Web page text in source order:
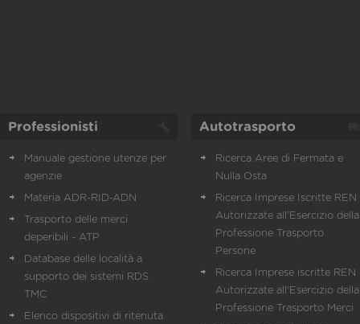
Professionisti
Manuale gestione utenze per
agenzie
Materia ADR-RID-ADN
Trasporto delle merci
deperibili - ATP
Database delle località a
supporto dei sistemi RDS
TMC
Elenco dispositivi di ritenuta
Autotrasporto
Ricerca Aree di Fermata e
Nulla Osta
Ricerca Imprese Iscritte REN
Autorizzate all'Esercizio della
Professione Trasporto
Persone
Ricerca Imprese iscritte REN
Autorizzate all'Esercizio della
Professione Trasporto Merci